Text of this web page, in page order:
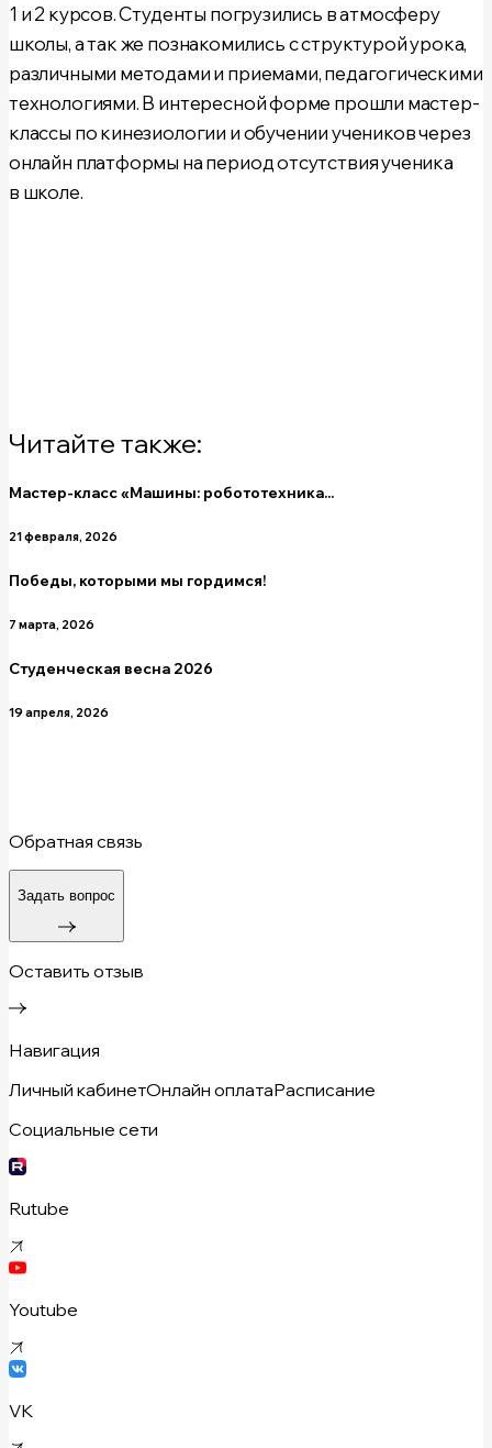
1 и 2 курсов. Студенты погрузились в атмосферу
школы, а так же познакомились с структурой урока,
различными методами и приемами, педагогическими
технологиями. В интересной форме прошли мастер-
классы по кинезиологии и обучении учеников через
онлайн платформы на период отсутствия ученика
в школе.
Читайте также:
Мастер-класс «Машины: робототехника...
21 февраля, 2026
Победы, которыми мы гордимся!
7 марта, 2026
Студенческая весна 2026
19 апреля, 2026
Обратная связь
Задать вопрос
Оставить отзыв
Навигация
Личный кабинетОнлайн оплатаРасписание
Социальные сети
Rutube
Youtube
VK